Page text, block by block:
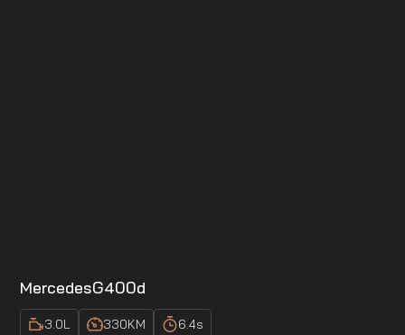
MercedesG400d
3.0L 330KM 6.4s